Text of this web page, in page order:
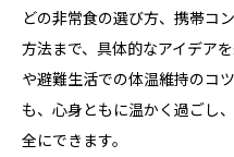
どの非常食の選び方、携帯コ
方法まで、具体的なアイデア
や避難生活での体温維持のコ
も、心身ともに温かく過ごし
全にできます。